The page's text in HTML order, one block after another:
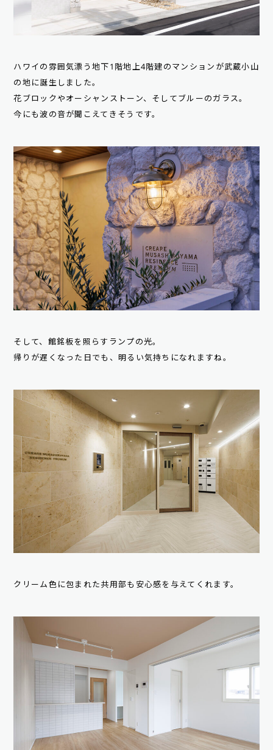
ハワイの雰囲気漂う地下1階地上4階建のマンションが武蔵小山
の地に誕生しました。
花ブロックやオーシャンストーン、そしてブルーのガラス。
今にも波の音が聞こえてきそうです。
そして、館銘板を照らすランプの光。
帰りが遅くなった日でも、明るい気持ちになれますね。
クリーム色に包まれた共用部も安心感を与えてくれます。